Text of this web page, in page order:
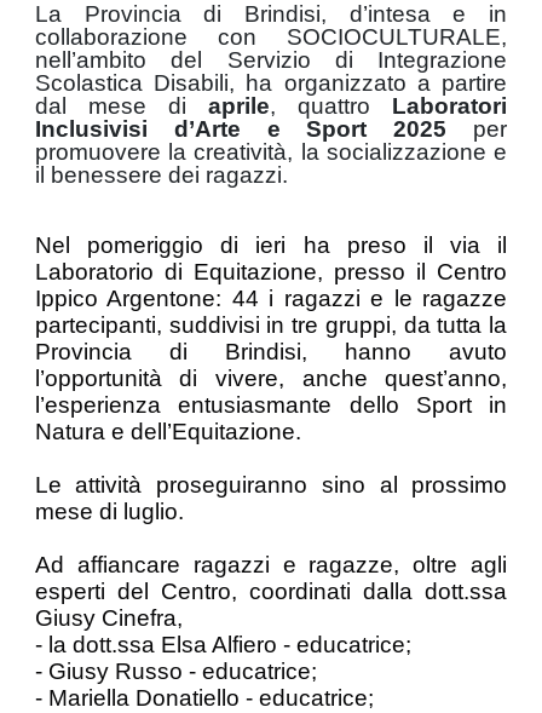
La Provincia di Brindisi, d’intesa e in
collaborazione con SOCIOCULTURALE,
nell’ambito del Servizio di Integrazione
Scolastica Disabili, ha organizzato a partire
dal mese diaprile, quattro Laboratori
Inclusivisi d’Arte e Sport 2025 per
promuovere la creatività, la socializzazione e
il benessere dei ragazzi.
Nel pomeriggio di ieri ha preso il via il
Laboratorio di Equitazione, presso il Centro
Ippico Argentone: 44 i ragazzi e le ragazze
partecipanti, suddivisi in tre gruppi, da tutta la
Provincia di Brindisi, hanno avuto
l’opportunità di vivere, anche quest’anno,
l’esperienza entusiasmante dello Sport in
Natura e dell’Equitazione.
Le attività proseguiranno sino al prossimo
mese di luglio.
Ad affiancare ragazzi e ragazze, oltre agli
esperti del Centro, coordinati dalla dott.ssa
Giusy Cinefra,
- la dott.ssa Elsa Alfiero - educatrice;
- Giusy Russo - educatrice;
- Mariella Donatiello - educatrice;